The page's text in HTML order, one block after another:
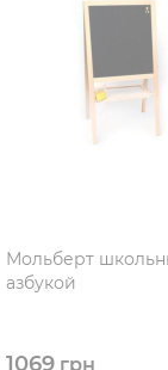
Мольберт
азбукой
1069грн